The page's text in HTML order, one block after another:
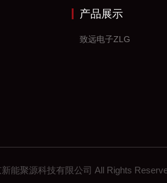
产品展示
致远电子ZLG
新能聚源科技有限公司 All Rights